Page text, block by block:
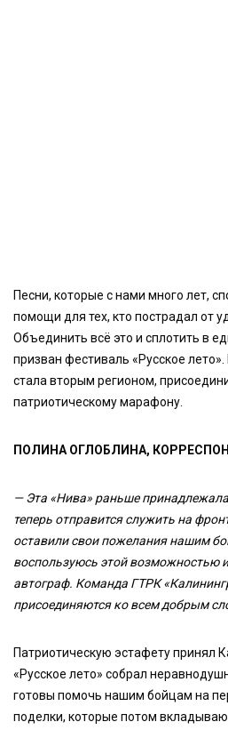
Песни, которые с нами много лет,
помощи для тех, кто пострадал от
Объединить всё это и сплотить в
призван фестиваль «Русское
стала вторым регионом,
патриотическому марафону.
ПОЛИНА ОГЛОБЛИНА,
— Эта «Нива» раньше
теперь отправится служить на
оставили свои пожелания нашим
воспользуюсь этой возможностью
автограф. Команда ГТРК
присоединяются ко всем добрым
Патриотическую эстафету принял
«Русское лето» собрал
готовы помочь нашим бойцам на
поделки, которые потом